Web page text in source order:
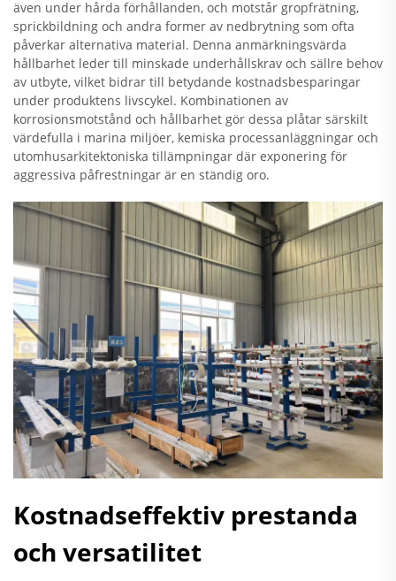
även under hårda förhållanden, och motstår gropfrätning,
sprickbildning och andra former av nedbrytning som ofta
påverkar alternativa material. Denna anmärkningsvärda
hållbarhet leder till minskade underhållskrav och sällre behov
av utbyte, vilket bidrar till betydande kostnadsbesparingar
under produktens livscykel. Kombinationen av
korrosionsmotstånd och hållbarhet gör dessa plåtar särskilt
värdefulla i marina miljöer, kemiska processanläggningar och
utomhusarkitektoniska tillämpningar där exponering för
aggressiva påfrestningar är en ständig oro.
Kostnadseffektiv prestanda
och versatilitet